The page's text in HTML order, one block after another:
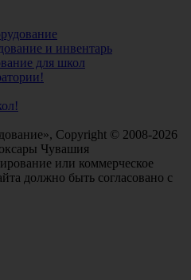
и инвентарь
для школ
Copyright © 2008-2026
Чувашия
или коммерческое
должно быть согласовано с